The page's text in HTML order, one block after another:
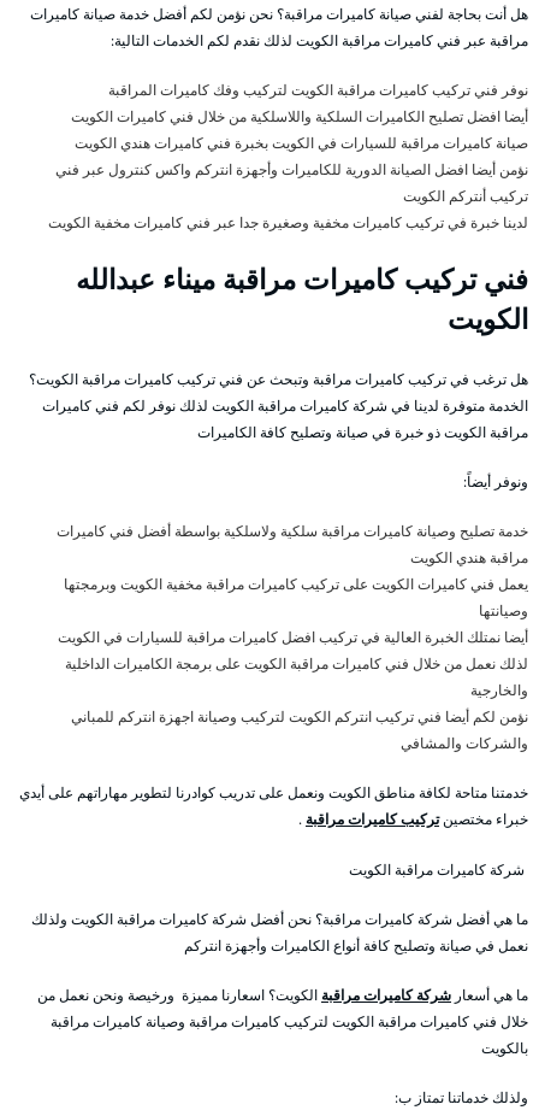
هل أنت بحاجة لفني صيانة كاميرات مراقبة؟ نحن نؤمن لكم أفضل خدمة صيانة كاميرات
مراقبة عبر فني كاميرات مراقبة الكويت لذلك نقدم لكم الخدمات التالية:
نوفر فني تركيب كاميرات مراقبة الكويت لتركيب وفك كاميرات المراقبة
أيضا افضل تصليح الكاميرات السلكية واللاسلكية من خلال فني كاميرات الكويت
صيانة كاميرات مراقبة للسيارات في الكويت بخبرة فني كاميرات هندي الكويت
نؤمن أيضا افضل الصيانة الدورية للكاميرات وأجهزة انتركم واكس كنترول عبر فني
تركيب أنتركم الكويت
لدينا خبرة في تركيب كاميرات مخفية وصغيرة جدا عبر فني كاميرات مخفية الكويت
فني تركيب كاميرات مراقبة ميناء عبدالله
الكويت
هل ترغب في تركيب كاميرات مراقبة وتبحث عن فني تركيب كاميرات مراقبة الكويت؟
الخدمة متوفرة لدينا في شركة كاميرات مراقبة الكويت لذلك نوفر لكم فني كاميرات
مراقبة الكويت ذو خبرة في صيانة وتصليح كافة الكاميرات
ونوفر أيضاً:
خدمة تصليح وصيانة كاميرات مراقبة سلكية ولاسلكية بواسطة أفضل فني كاميرات
مراقبة هندي الكويت
يعمل فني كاميرات الكويت على تركيب كاميرات مراقبة مخفية الكويت وبرمجتها
وصيانتها
أيضا نمتلك الخبرة العالية في تركيب افضل كاميرات مراقبة للسيارات في الكويت
لذلك نعمل من خلال فني كاميرات مراقبة الكويت على برمجة الكاميرات الداخلية
والخارجية
نؤمن لكم أيضا فني تركيب انتركم الكويت لتركيب وصيانة اجهزة انتركم للمباني
والشركات والمشافي
خدمتنا متاحة لكافة مناطق الكويت ونعمل على تدريب كوادرنا لتطوير مهاراتهم على أيدي
خبراء مختصينتركيب كاميرات مراقبة .
شركة كاميرات مراقبة الكويت
ما هي أفضل شركة كاميرات مراقبة؟ نحن أفضل شركة كاميرات مراقبة الكويت ولذلك
نعمل في صيانة وتصليح كافة أنواع الكاميرات وأجهزة انتركم
ما هي أسعار شركة كاميرات مراقبة الكويت؟ اسعارنا مميزة ورخيصة ونحن نعمل من
خلال فني كاميرات مراقبة الكويت لتركيب كاميرات مراقبة وصيانة كاميرات مراقبة
بالكويت
ولذلك خدماتنا تمتاز ب: